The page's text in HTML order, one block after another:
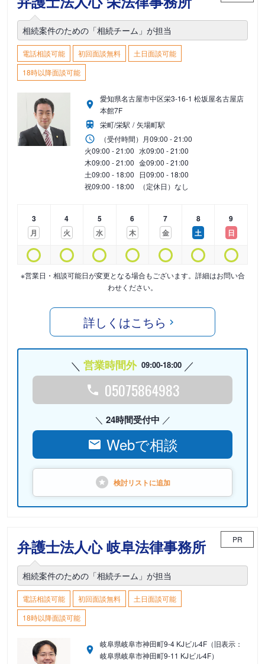
相続案件のための「相続チーム」が担当
電話相談可能 初回面談無料
土日面談可能
18時以降面談可能
愛知県名古屋市中区栄3-16-1 松坂屋名古屋店
本館7F
栄町/栄駅
矢場町駅
（受付時間） 月09:00 - 21:00
火09:00 - 21:00 水09:00 - 21:00
木09:00 - 21:00 金09:00 - 21:00
土09:00 - 18:00 日09:00 - 18:00
祝09:00 - 18:00 （定休日）なし
3
月
4
火
5
水
6
木
7
金
8
土
9
日
※営業日・相談可能日が変更となる場合もございます。詳細はお問い合
わせください。
詳しくはこちら
営業時間外 09:00-18:00
05075864983
24時間受付中
Webで相談
検討リストに追加
弁護士法人心 岐阜法律事務所 PR
相続案件のための「相続チーム」が担当
電話相談可能 初回面談無料
土日面談可能
18時以降面談可能
岐阜県岐阜市神田町9-4 KJビル4F（旧表示：
岐阜県岐阜市神田町9-11 KJビル4F）